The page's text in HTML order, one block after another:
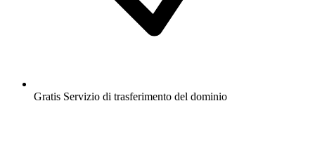
Gratis Servizio di trasferimento del dominio